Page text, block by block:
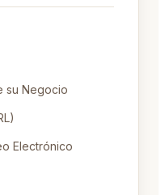
su Negocio
Electrónico